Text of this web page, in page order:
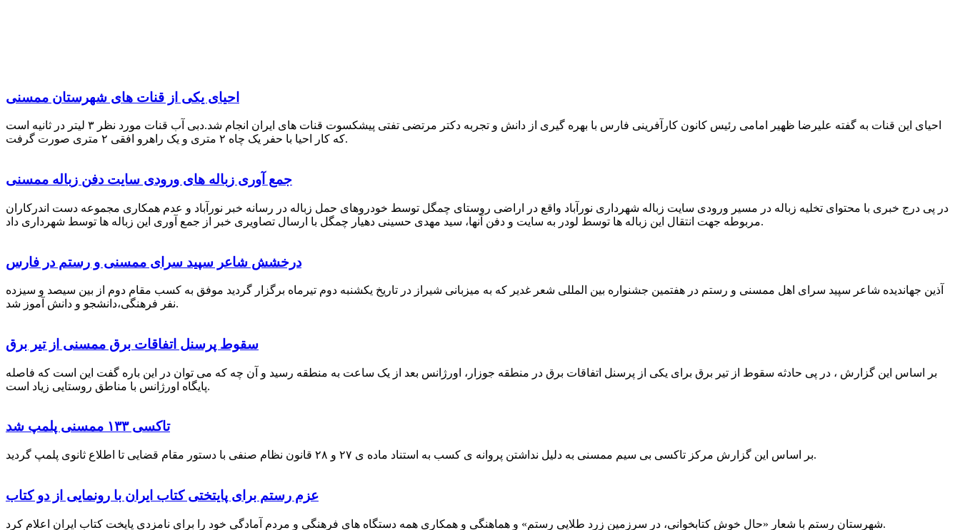
احیای یکی از قنات های شهرستان ممسنی
احیای این قنات به گفته علیرضا ظهیر امامی رئیس کانون کارآفرینی فارس با بهره گیری از دانش و تجربه دکتر مرتضی تفتی پیشکسوت قنات های ایران انجام شد.دبی آب قنات مورد نظر ۳ لیتر در ثانیه است
که کار احیا با حفر یک چاه ۲ متری و یک راهرو افقی ۲ متری صورت گرفت.
جمع آوری زباله های ورودی سایت دفن زباله ممسنی
در پی درج خبری با محتوای تخلیه زباله در مسیر ورودی سایت زباله شهرداری نورآباد واقع در اراضی روستای چمگل توسط خودروهای حمل زباله در رسانه خبر نورآباد و عدم همکاری مجموعه دست اندرکاران
مربوطه جهت انتقال این زباله ها توسط لودر به سایت و دفن آنها، سید مهدی حسینی دهیار چمگل با ارسال تصاویری خبر از جمع آوری این زباله ها توسط شهرداری داد.
درخشش شاعر سپید سرای ممسنی و رستم در فارس
آذین جهاندیده شاعر سپید سرای اهل ممسنی و رستم در هفتمین جشنواره بین المللی شعر غدیر که به میزبانی شیراز در تاریخ یکشنبه دوم تیرماه برگزار گردید موفق به کسب مقام دوم از بین سیصد و سیزده
نفر فرهنگی،دانشجو و دانش آموز شد.
سقوط پرسنل اتفاقات برق ممسنی از تیر برق
بر اساس این گزارش ، در پی حادثه سقوط از تیر برق برای یکی از پرسنل اتفاقات برق در منطقه جوزار، اورژانس بعد از یک ساعت به منطقه رسید و آن چه که می توان در این باره گفت این است که فاصله
پایگاه اورژانس با مناطق روستایی زیاد است.
تاکسی ۱۳۳ ممسنی پلمپ شد
بر اساس این گزارش مرکز تاکسی بی سیم ممسنی به دلیل نداشتن پروانه ی کسب به استناد ماده ی ۲۷ و ۲۸ قانون نظام صنفی با دستور مقام قضایی تا اطلاع ثانوی پلمپ گردید.
عزم رستم برای پایتختی کتاب ایران با رونمایی از دو کتاب
شهرستان رستم با شعار «حال خوش کتابخوانی، در سرزمین زرد طلایی رستم» و هماهنگی و همکاری همه دستگاه های فرهنگی و مردم آمادگی خود را برای نامزدی پایخت کتاب ایران اعلام کرد.